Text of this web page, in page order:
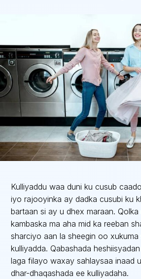
Kulliyaddu waa duni ku cusub
iyo rajooyinka ay dadka cusubi ku
bartaan si ay u dhex maraan. Qolka
kambaska ma aha mid ka reeban
sharciyo aan la sheegin oo
kulliyadda. Qabashada
laga filayo waxay sahlaysaa inaad
dhar-dhaqashada ee kulliyadaha.